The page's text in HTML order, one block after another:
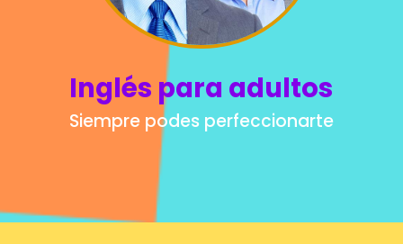
Inglés para adultos
Siempre podes perfeccionarte